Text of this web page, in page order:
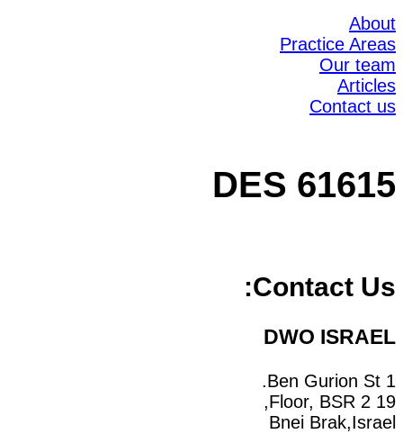
About
Practice Areas
Our team
Articles
Contact us
DES 61615
Contact Us:
DWO ISRAEL
1 Ben Gurion St.
19 Floor, BSR 2,
Bnei Brak,Israel